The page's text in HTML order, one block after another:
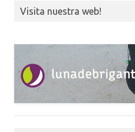
Visita nuestra web!